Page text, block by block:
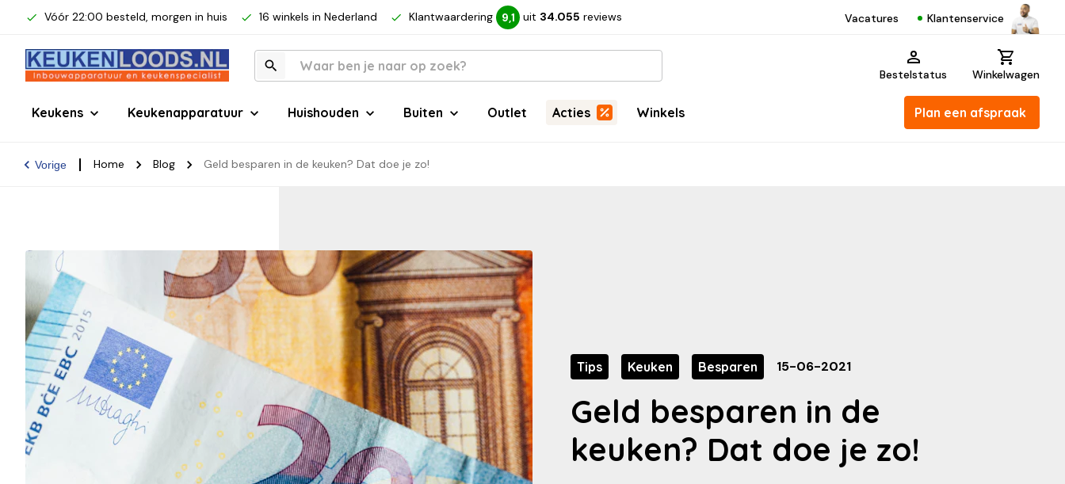
Vóór 22:00 besteld, morgen in huis 16 winkels in Nederland Klantwaardering 9,1 uit 34.055 reviews Vacatures Klantenservice
Bestelstatus Winkelwagen
Keukens Keukenapparatuur Huishouden Buiten Outlet Acties Winkels Plan een afspraak
Vorige Home Blog Geld besparen in de keuken? Dat doe je zo!
Tips Keuken Besparen 15-06-2021
Geld besparen in de
keuken? Dat doe je zo!